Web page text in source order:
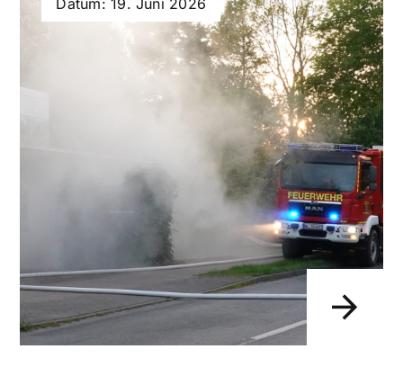
Datum: 19. Juni 2026